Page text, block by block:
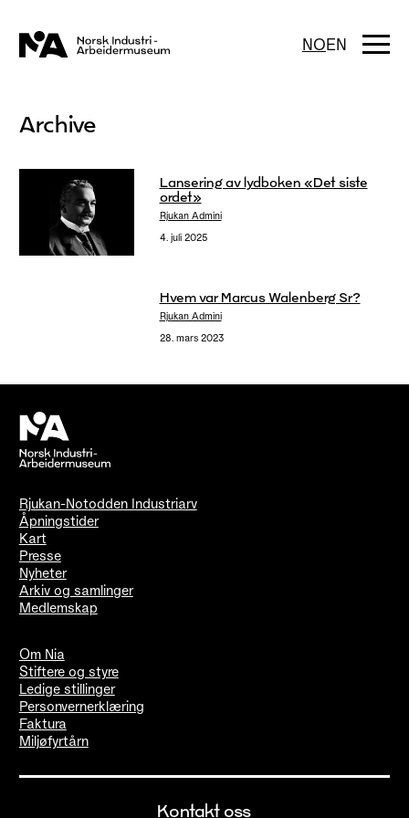
innhold
NOEN
Archive
Lansering av lydboken «Det siste
ordet»
Rjukan Admini
4. juli 2025
Hvem var Marcus Walenberg Sr?
Rjukan Admini
28. mars 2023
Rjukan-Notodden Industriarv
Åpningstider
Kart
Presse
Nyheter
Arkiv og samlinger
Medlemskap
Om Nia
Stiftere og styre
Ledige stillinger
Personvernerklæring
Faktura
Miljøfyrtårn
Kontakt oss